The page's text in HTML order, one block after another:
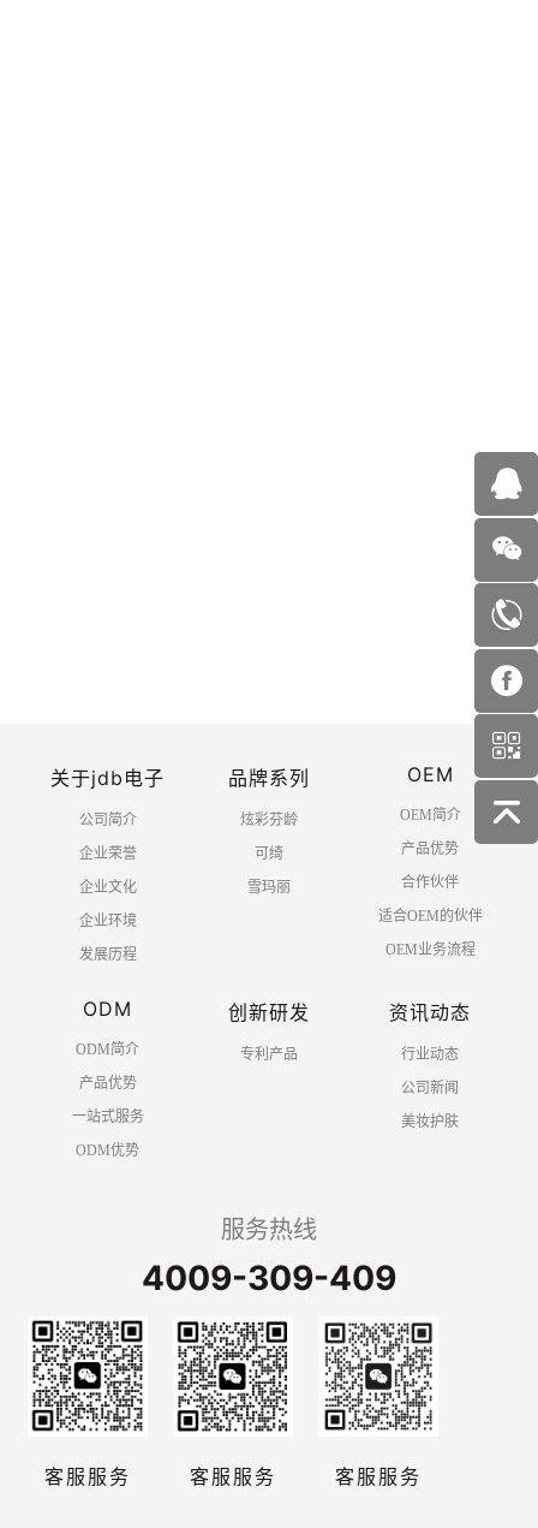
F7203-水蜜桃净颜卸妆湿巾25
下一页
末页
关于jdb电子
公司简介
企业荣誉
企业文化
企业环境
发展历程
品牌系列
炫彩芬龄
可绮
雪玛丽
OEM
OEM简介
产品优势
合作伙伴
适合OEM的伙伴
OEM业务流程
ODM
ODM简介
产品优势
一站式服务
ODM优势
创新研发
专利产品
资讯动态
行业动态
公司新闻
美妆护肤
服务热线
4009-309-409
客服服务 客服服务 客服服务